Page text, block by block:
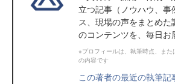
⽴つ記事（ノウハウ、事
ス、現場の声をまとめ
のコンテンツを、毎日お
※プロフィールは、執筆時点、ま
の内容です
この著者の最近の執筆記